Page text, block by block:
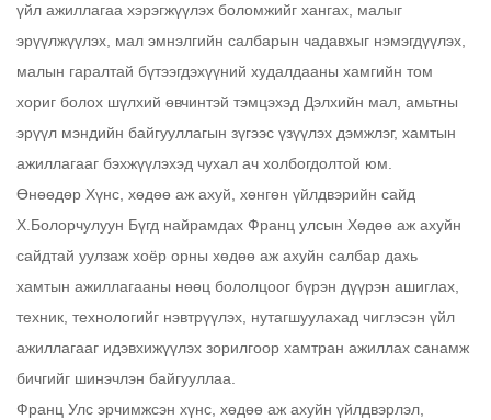
үйл ажиллагаа хэрэгжүүлэх боломжийг хангах, малыг
эрүүлжүүлэх, мал эмнэлгийн салбарын чадавхыг нэмэгдүүлэх,
малын гаралтай бүтээгдэхүүний худалдааны хамгийн том
хориг болох шүлхий өвчинтэй тэмцэхэд Дэлхийн мал, амьтны
эрүүл мэндийн байгууллагын зүгээс үзүүлэх дэмжлэг, хамтын
ажиллагааг бэхжүүлэхэд чухал ач холбогдолтой юм.
Өнөөдөр Хүнс, хөдөө аж ахуй, хөнгөн үйлдвэрийн сайд
Х.Болорчулуун Бүгд найрамдах Франц улсын Хөдөө аж ахуйн
сайдтай уулзаж хоёр орны хөдөө аж ахуйн салбар дахь
хамтын ажиллагааны нөөц бололцоог бүрэн дүүрэн ашиглах,
техник, технологийг нэвтрүүлэх, нутагшуулахад чиглэсэн үйл
ажиллагааг идэвхижүүлэх зорилгоор хамтран ажиллах санамж
бичгийг шинэчлэн байгууллаа.
Франц Улс эрчимжсэн хүнс, хөдөө аж ахуйн үйлдвэрлэл,